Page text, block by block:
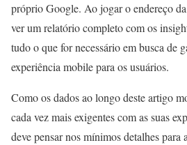
próprio Google. Ao jogar o endereço
ver um relatório completo com os
tudo o que for necessário em busca de
experiência mobile para os usuários.
Como os dados ao longo deste artigo
cada vez mais exigentes com as suas
deve pensar nos mínimos detalhes para